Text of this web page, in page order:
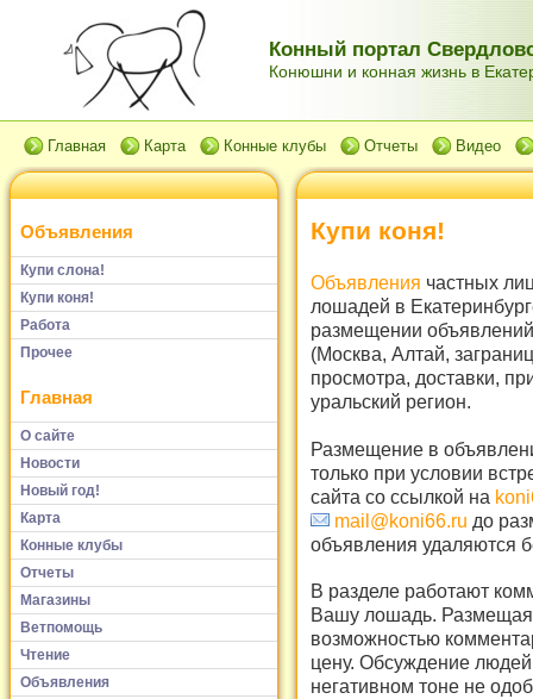
Конный портал
Конюшни и конная жизнь в
Главная Карта Конные клубы Отчеты Видео
Объявления
Купи слона!
Купи коня!
Работа
Прочее
Главная
О сайте
Новости
Новый год!
Карта
Конные клубы
Отчеты
Магазины
Ветпомощь
Чтение
Объявления
Купи коня!
Объявления частных
лошадей в
размещении
(Москва, Алтай,
просмотра, доставки,
уральский регион.
Размещение в
только при условии
сайта со ссылкой на
mail@koni66.ru до
объявления удаляются
В разделе работают
Вашу лошадь. Размещая
возможностью
цену. Обсуждение
негативном тоне не